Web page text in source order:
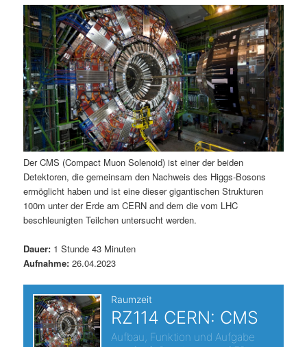
ä
r
e
n
I
n
h
l
t
s
n
d
ä
r
e
n
I
h
a
l
n
a
v
i
g
a
t
i
o
n
Der CMS (Compact Muon Solenoid) ist einer der beiden
Detektoren, die gemeinsam den Nachweis des Higgs-Bosons
ermöglicht haben und ist eine dieser gigantischen Strukturen
100m unter der Erde am CERN and dem die vom LHC
beschleunigten Teilchen untersucht werden.
Dauer: 1 Stunde 43 Minuten
Aufnahme: 26.04.2023